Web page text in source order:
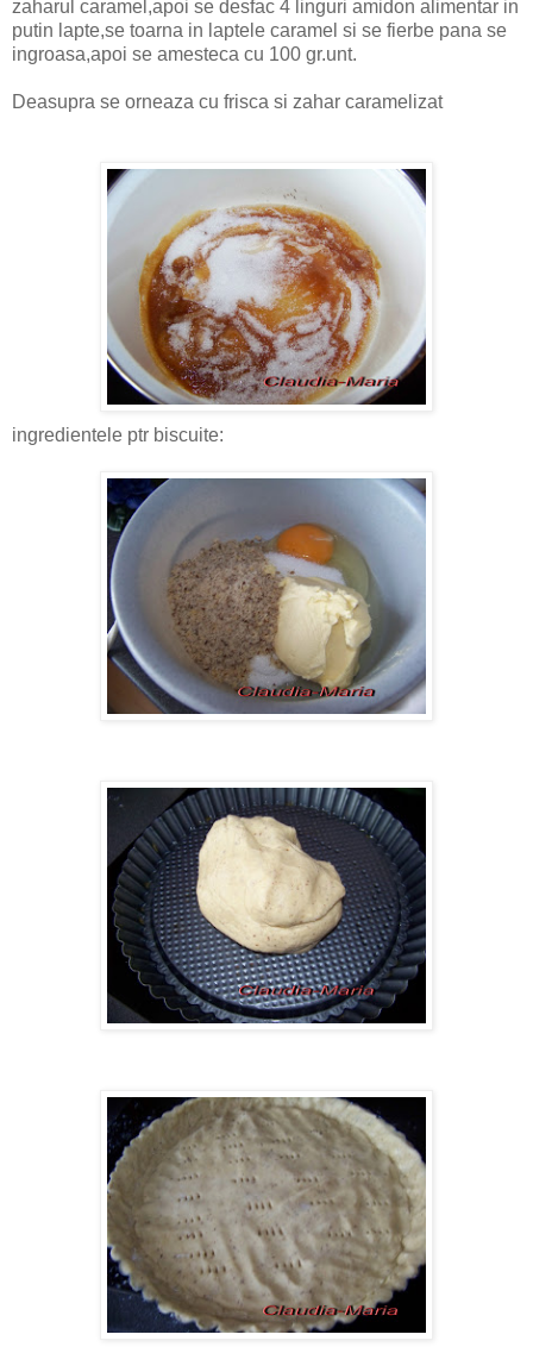
zaharul caramel,apoi se desfac 4 linguri amidon alimentar in
putin lapte,se toarna in laptele caramel si se fierbe pana se
ingroasa,apoi se amesteca cu 100 gr.unt.
Deasupra se orneaza cu frisca si zahar caramelizat
ingredientele ptr biscuite: